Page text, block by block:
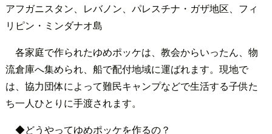
アフガニスタン、レバノン、パレスチナ・ガザ地区、フィ
リピン・ミンダナオ島
各家庭で作られたゆめポッケは、教会からいったん、物
流倉庫へ集められ、船で配付地域に運ばれます。現地で
は、協力団体によって難民キャンプなどで生活する子供た
ち一人ひとりに手渡されます。
◆どうやってゆめポッケを作るの？